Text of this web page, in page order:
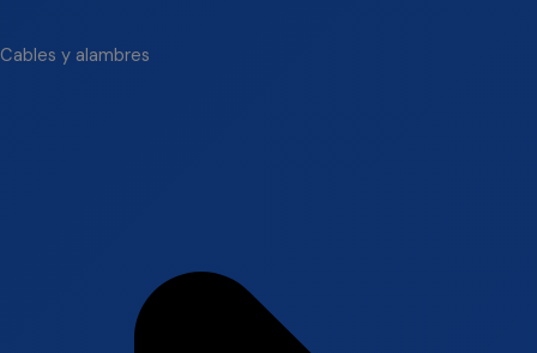
Cables y alambres